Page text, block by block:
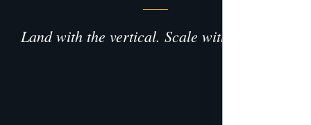
Land with the vertical. Scale with the Core.